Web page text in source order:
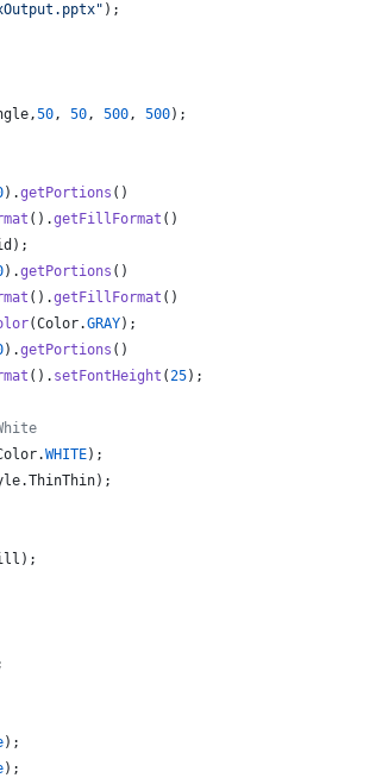
);
,50, 50, 500, 500);
).getPortions ()
().getFillFormat ()
);
).getPortions ()
().getFillFormat ()
(Color.GRAY);
).getPortions ()
(). setFontHeight (25);
.WHITE);
.ThinThin);
);
);
);